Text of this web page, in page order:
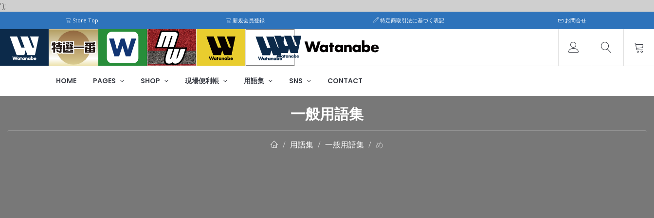
');
Store Top 新規会員登録 特定商取引法に基づく表記 お問合せ
HOME PAGES SHOP 現場便利帳 用語集 SNS CONTACT
一般用語集
用語集 一般用語集 め